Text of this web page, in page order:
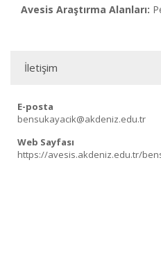
Avesis Araştırma Alanları:
İletişim
E-posta
bensukayacik@akdeniz.edu.tr
Web Sayfası
https://avesis.akdeniz.edu.tr/